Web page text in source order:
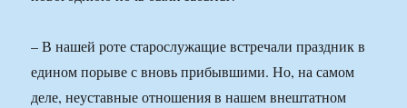
– В нашей роте старослужащие встречали праздник в
едином порыве с вновь прибывшими. Но, на самом
деле, неуставные отношения в нашем внештатном